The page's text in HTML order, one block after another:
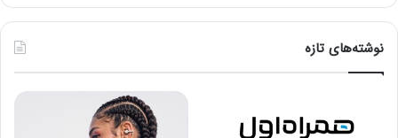
نوشته‌های تازه